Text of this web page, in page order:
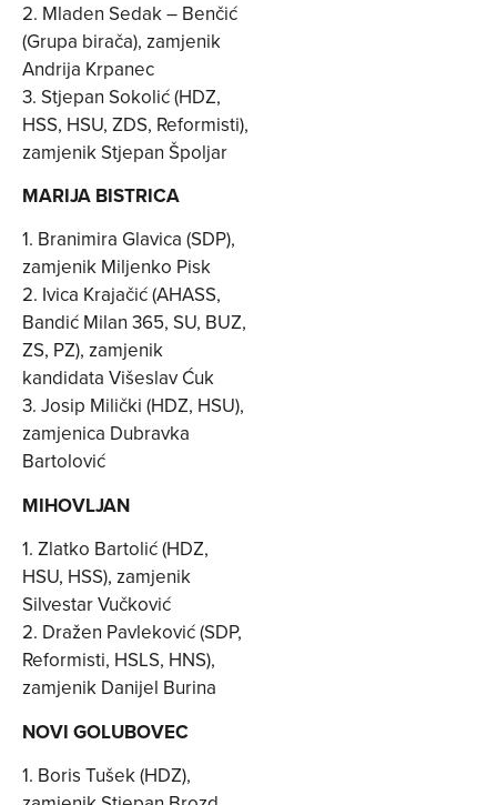
2. Mladen Sedak – Benčić
(Grupa birača), zamjenik
Andrija Krpanec
3. Stjepan Sokolić (HDZ,
HSS, HSU, ZDS, Reformisti),
zamjenik Stjepan Špoljar
MARIJA BISTRICA
1. Branimira Glavica (SDP),
zamjenik Miljenko Pisk
2. Ivica Krajačić (AHASS,
Bandić Milan 365, SU, BUZ,
ZS, PZ), zamjenik
kandidata Višeslav Ćuk
3. Josip Milički (HDZ, HSU),
zamjenica Dubravka
Bartolović
MIHOVLJAN
1. Zlatko Bartolić (HDZ,
HSU, HSS), zamjenik
Silvestar Vučković
2. Dražen Pavleković (SDP,
Reformisti, HSLS, HNS),
zamjenik Danijel Burina
NOVI GOLUBOVEC
1. Boris Tušek (HDZ),